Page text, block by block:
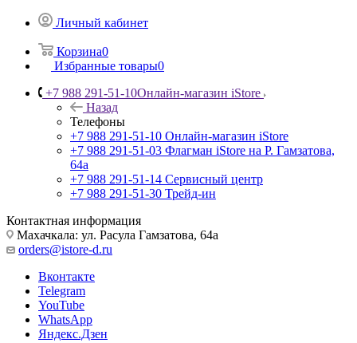
Личный кабинет
Корзина0
Избранные товары0
+7 988 291-51-10Онлайн-магазин iStore
Назад
Телефоны
+7 988 291-51-10 Онлайн-магазин iStore
+7 988 291-51-03 Флагман iStore на Р. Гамзатова,
64а
+7 988 291-51-14 Сервисный центр
+7 988 291-51-30 Трейд-ин
Контактная информация
Махачкала: ул. Расула Гамзатова, 64а
orders@istore-d.ru
Вконтакте
Telegram
YouTube
WhatsApp
Яндекс.Дзен